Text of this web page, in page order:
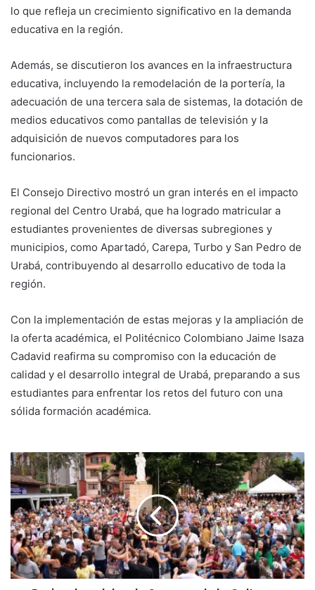
lo que refleja un crecimiento significativo en la demanda
educativa en la región.
Además, se discutieron los avances en la infraestructura
educativa, incluyendo la remodelación de la portería, la
adecuación de una tercera sala de sistemas, la dotación de
medios educativos como pantallas de televisión y la
adquisición de nuevos computadores para los
funcionarios.
El Consejo Directivo mostró un gran interés en el impacto
regional del Centro Urabá, que ha logrado matricular a
estudiantes provenientes de diversas subregiones y
municipios, como Apartadó, Carepa, Turbo y San Pedro de
Urabá, contribuyendo al desarrollo educativo de toda la
región.
Con la implementación de estas mejoras y la ampliación de
la oferta académica, el Politécnico Colombiano Jaime Isaza
Cadavid reafirma su compromiso con la educación de
calidad y el desarrollo integral de Urabá, preparando a sus
estudiantes para enfrentar los retos del futuro con una
sólida formación académica.